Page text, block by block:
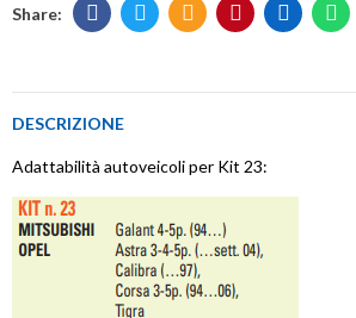
DESCRIZIONE
Adattabilità autoveicoli per Kit 23: